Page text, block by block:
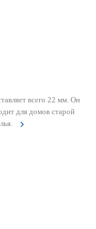
всего 22 мм. Он
для домов старой